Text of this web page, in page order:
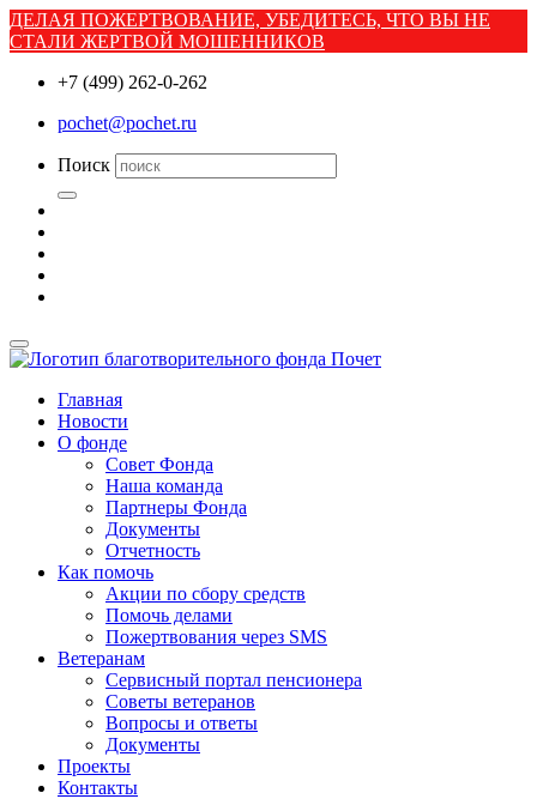
ДЕЛАЯ ПОЖЕРТВОВАНИЕ, УБЕДИТЕСЬ, ЧТО ВЫ НЕ
СТАЛИ ЖЕРТВОЙ МОШЕННИКОВ
+7 (499) 262-0-262
pochet@pochet.ru
Поиск
Главная
Новости
О фонде
Совет Фонда
Наша команда
Партнеры Фонда
Документы
Отчетность
Как помочь
Акции по сбору средств
Помочь делами
Пожертвования через SMS
Ветеранам
Сервисный портал пенсионера
Советы ветеранов
Вопросы и ответы
Документы
Проекты
Контакты